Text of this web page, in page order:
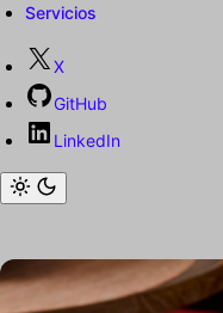
Servicios
X
GitHub
LinkedIn